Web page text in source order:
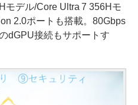
デル/Core Ultra 7 356Hモ
2.0ポートも搭載。80Gbps
dGPU接続もサポートす